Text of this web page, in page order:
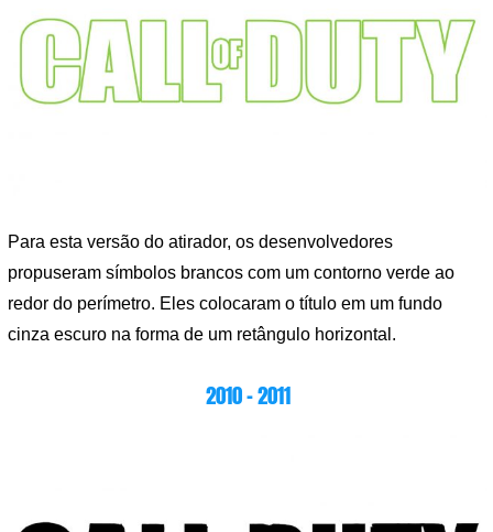
Para esta versão do atirador, os desenvolvedores
propuseram símbolos brancos com um contorno verde ao
redor do perímetro. Eles colocaram o título em um fundo
cinza escuro na forma de um retângulo horizontal.
2010 – 2011